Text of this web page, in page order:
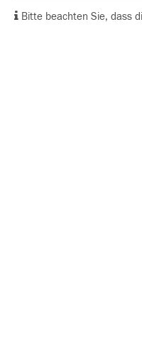
Bitte beachten Sie, dass